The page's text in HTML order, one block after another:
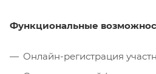
Функциональные
Онлайн-регистрация